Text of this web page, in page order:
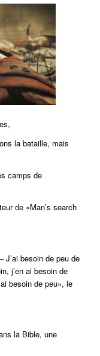
la bataille, mais
camps de
de «Man’s search
J’ai besoin de peu de
j’en ai besoin de
besoin de peu», le
la Bible, une